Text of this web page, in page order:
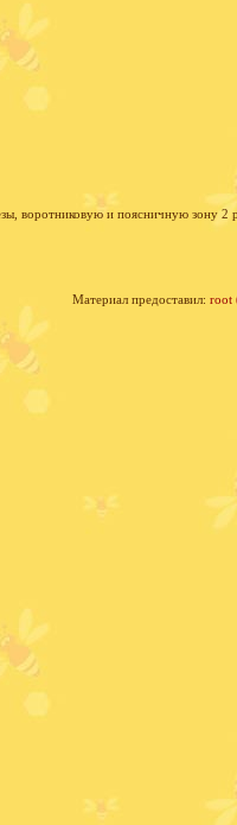
воротниковую и поясничную зону 2
Материал предоставил: root